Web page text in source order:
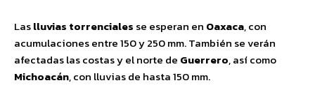
Laslluvias torrenciales se esperan en Oaxaca, con
acumulaciones entre 150 y 250 mm. También se verán
afectadas las costas y el norte de Guerrero, así como
Michoacán, con lluvias de hasta 150 mm.